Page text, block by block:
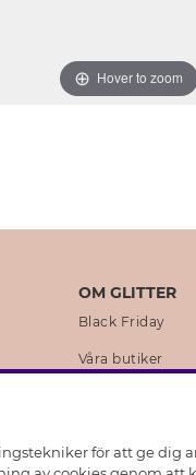
Hover to zoom
OM GLITTER
Black Friday
Våra butiker
Hållbarhet
för att ge dig